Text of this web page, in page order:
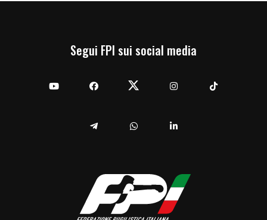
Segui FPI sui social media